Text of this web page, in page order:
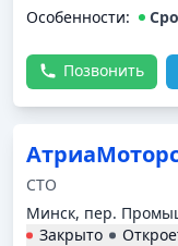
Особенности:
Позвонить
СТО
Минск, пер.
Закрыто